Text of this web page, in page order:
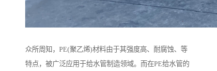
众所周知，PE(聚乙烯)材料由于其强度高、耐腐蚀、等
特点，被广泛应用于给水管制造领域。而在PE给水管的